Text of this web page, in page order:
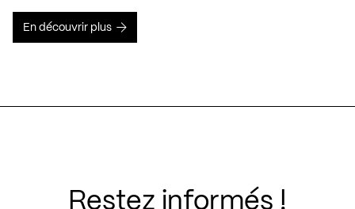
En découvrir plus
Restez informés !